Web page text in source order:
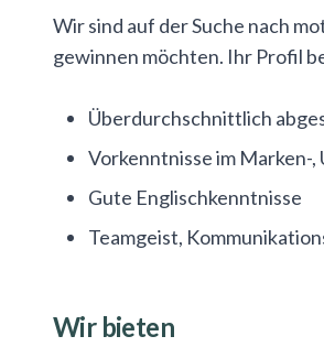
Wir sind auf der Suche nach
gewinnen möchten. Ihr Profil
Überdurchschnittlich
Vorkenntnisse im
Gute Englischkenntnisse
Teamgeist,
Wir bieten